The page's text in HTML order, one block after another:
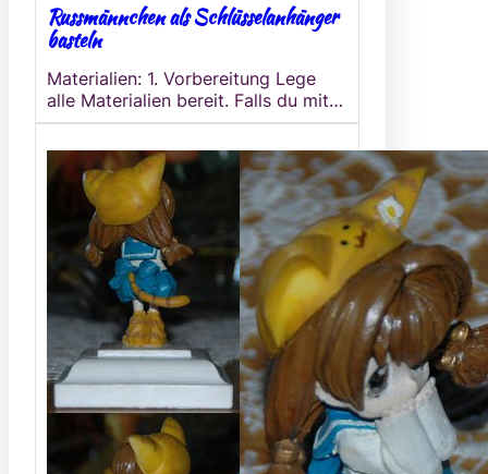
Russmännchen als Schlüsselanhänger
basteln
Materialien: 1. Vorbereitung Lege
alle Materialien bereit. Falls du mit…